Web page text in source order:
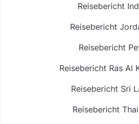
Reisebericht
Reisebericht
Reisebericht
Reisebericht Ras Al
Reisebericht Sri
Reisebericht